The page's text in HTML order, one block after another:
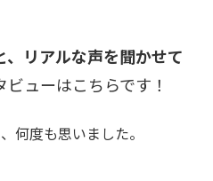
リアルな声を聞かせて
ビューはこちらです！
何度も思いました。